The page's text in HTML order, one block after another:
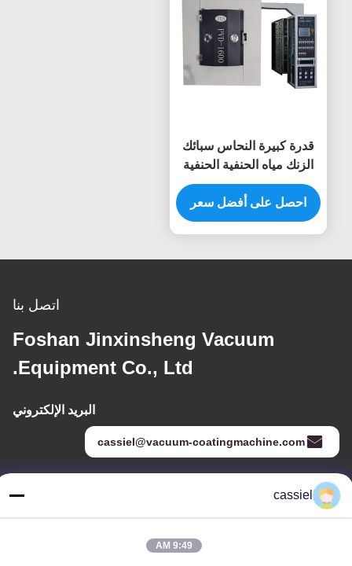
قدرة كبيرة النحاس سبائك
الزنك مياه الحنفية الحنفية
ذهبي اللون PVD فراغ طلاء
النظام
احصل على أفضل سعر
اتصل بنا
Foshan Jinxinsheng Vacuum
Equipment Co., Ltd.
البريد الإلكتروني
cassiel@vacuum-coatingmachine.com
رقم 14 الشارع الأول ، حديقة دافنغتيان الصناعية ، منطقة نانهاي ، مدينة
cassiel
9:49 AM